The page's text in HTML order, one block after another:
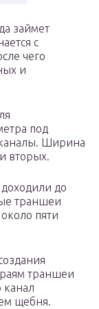
займет
с
чего
и
под
Ширина
вторых.
до
траншеи
пяти
траншеи
канал
щебня.